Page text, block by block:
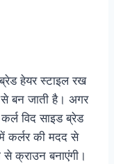
हेयर स्टाइल रख
बन जाती है। अगर
विद साइड ब्रेड
कर्लर की मदद से
क्राउन बनाएंगी।